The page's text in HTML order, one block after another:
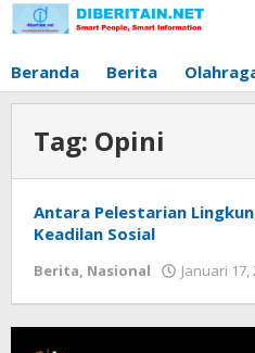
Lewati
ke
Beranda Berita
Tag: Opini
Antara Pelestarian
Keadilan Sosial
Berita, Nasional Januari 17,